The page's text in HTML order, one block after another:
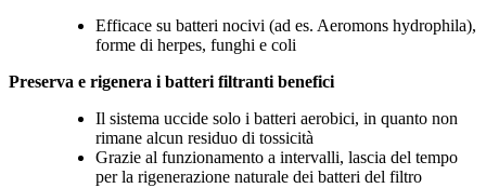
Efficace su batteri nocivi (ad es. Aeromons hydrophila),
forme di herpes, funghi e coli
Preserva e rigenera i batteri filtranti benefici
Il sistema uccide solo i batteri aerobici, in quanto non
rimane alcun residuo di tossicità
Grazie al funzionamento a intervalli, lascia del tempo
per la rigenerazione naturale dei batteri del filtro